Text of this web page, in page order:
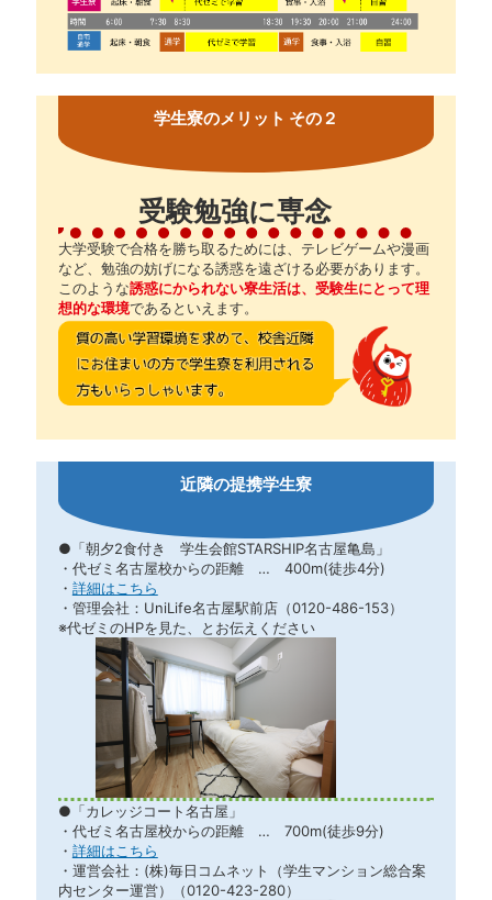
学生寮のメリット その２
受験勉強に専念
大学受験で合格を勝ち取るためには、テレビゲームや漫画
など、勉強の妨げになる誘惑を遠ざける必要があります。
このような誘惑にかられない寮生活は、受験生にとって理
想的な環境であるといえます。
近隣の提携学生寮
●「朝夕2食付き 学生会館STARSHIP名古屋亀島」
・代ゼミ名古屋校からの距離 … 400m(徒歩4分)
・ 詳細はこちら
・管理会社：UniLife名古屋駅前店（0120-486-153）
※代ゼミのHPを見た、とお伝えください
●「カレッジコート名古屋」
・代ゼミ名古屋校からの距離 … 700m(徒歩9分)
・ 詳細はこちら
・運営会社：(株)毎日コムネット（学生マンション総合案
内センター運営）（0120-423-280）